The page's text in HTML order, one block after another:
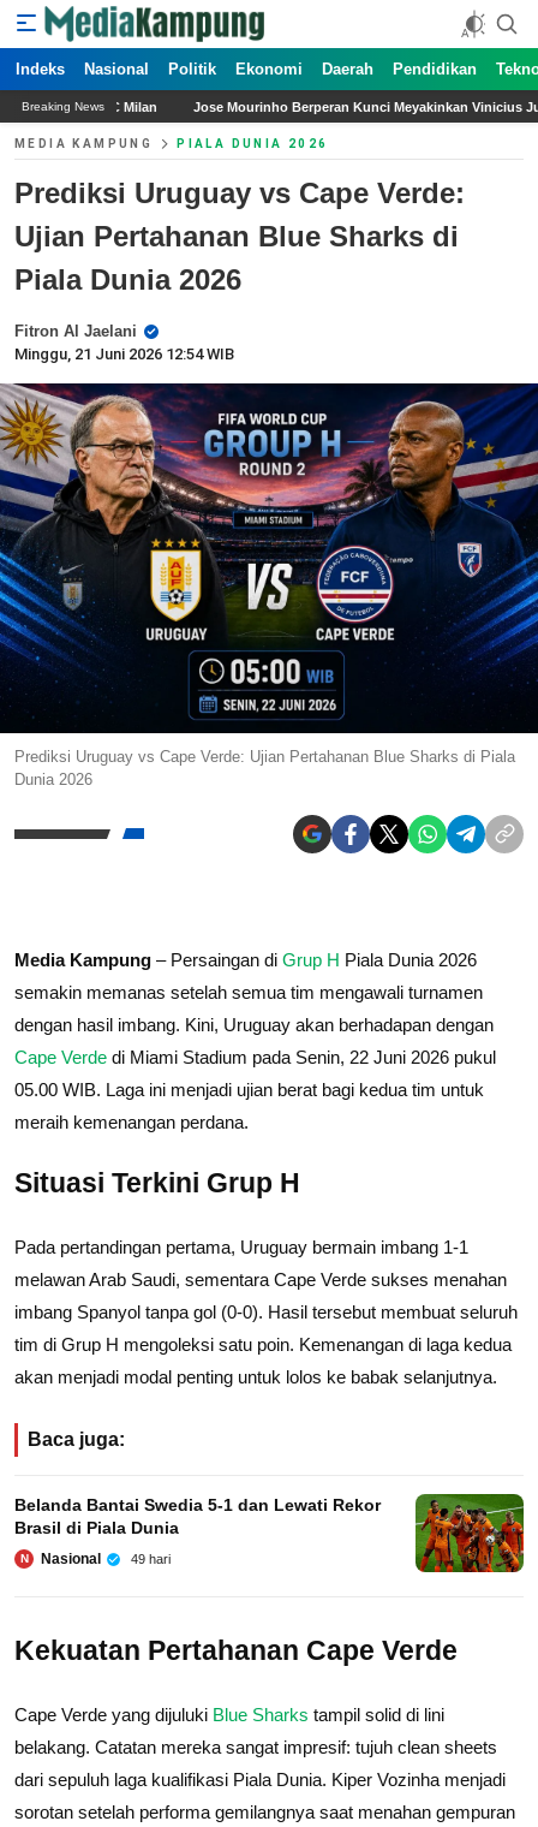
Indeks Nasional Politik Ekonomi Daerah Pendidikan
Breaking News
Jose Mourinho Berperan Kunci Meyakinkan Vinicius Junior Bertahan di Real
MEDIA KAMPUNG PIALA DUNIA 2026
Prediksi Uruguay vs Cape Verde:
Ujian Pertahanan Blue Sharks di
Piala Dunia 2026
Fitron Al Jaelani
Minggu, 21 Juni 2026 12:54 WIB
Prediksi Uruguay vs Cape Verde: Ujian Pertahanan Blue Sharks di Piala
Dunia 2026
Media Kampung – Persaingan di Grup H Piala Dunia 2026
semakin memanas setelah semua tim mengawali turnamen
dengan hasil imbang. Kini, Uruguay akan berhadapan dengan
Cape Verde di Miami Stadium pada Senin, 22 Juni 2026 pukul
05.00 WIB. Laga ini menjadi ujian berat bagi kedua tim untuk
meraih kemenangan perdana.
Situasi Terkini Grup H
Pada pertandingan pertama, Uruguay bermain imbang 1-1
melawan Arab Saudi, sementara Cape Verde sukses menahan
imbang Spanyol tanpa gol (0-0). Hasil tersebut membuat seluruh
tim di Grup H mengoleksi satu poin. Kemenangan di laga kedua
akan menjadi modal penting untuk lolos ke babak selanjutnya.
Baca juga:
Belanda Bantai Swedia 5-1 dan Lewati Rekor
Brasil di Piala Dunia
N Nasional 49 hari
Kekuatan Pertahanan Cape Verde
Cape Verde yang dijuluki Blue Sharks tampil solid di lini
belakang. Catatan mereka sangat impresif: tujuh clean sheets
dari sepuluh laga kualifikasi Piala Dunia. Kiper Vozinha menjadi
sorotan setelah performa gemilangnya saat menahan gempuran